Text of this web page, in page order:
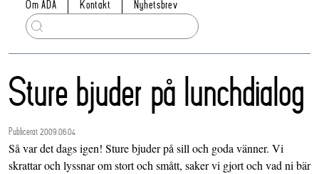
Om ADA Kontakt Nyhetsbrev
Sture bjuder på lunchdialog
Publicerat 2009.06.04
Så var det dags igen! Sture bjuder på sill och goda vänner. Vi
skrattar och lyssnar om stort och smått, saker vi gjort och vad ni bär